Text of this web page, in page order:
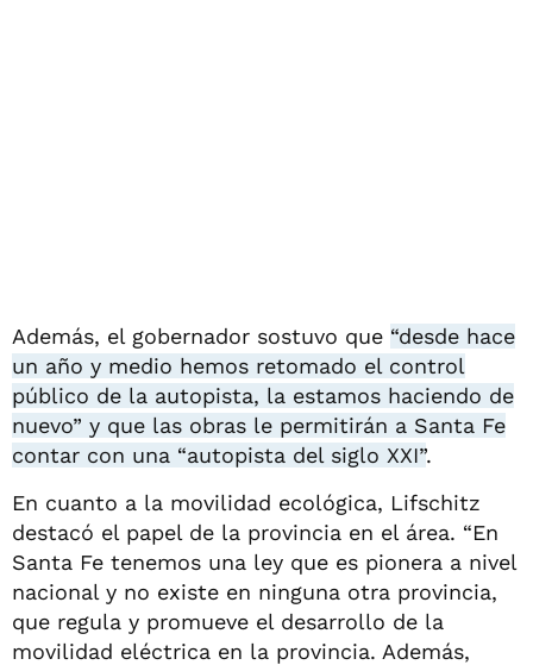
Además, el gobernador sostuvo que “desde hace
un año y medio hemos retomado el control
público de la autopista, la estamos haciendo de
nuevo” y que las obras le permitirán a Santa Fe
contar con una “autopista del siglo XXI”.
En cuanto a la movilidad ecológica, Lifschitz
destacó el papel de la provincia en el área. “En
Santa Fe tenemos una ley que es pionera a nivel
nacional y no existe en ninguna otra provincia,
que regula y promueve el desarrollo de la
movilidad eléctrica en la provincia. Además,